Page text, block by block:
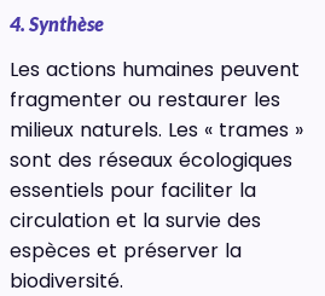
4. Synthèse
Les actions humaines peuvent
fragmenter ou restaurer les
milieux naturels. Les « trames »
sont des réseaux écologiques
essentiels pour faciliter la
circulation et la survie des
espèces et préserver la
biodiversité.